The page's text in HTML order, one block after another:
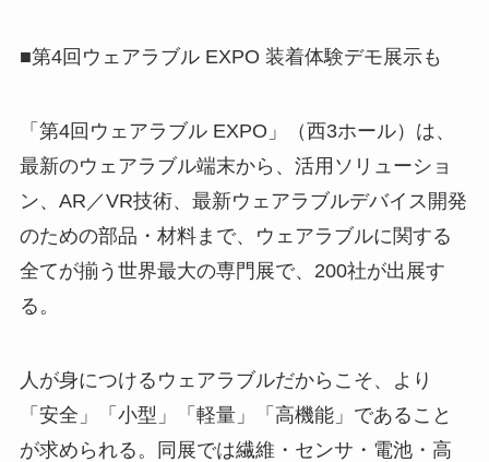
■第4回ウェアラブル EXPO 装着体験デモ展示も
「第4回ウェアラブル EXPO」（西3ホール）は、
最新のウェアラブル端末から、活用ソリューショ
ン、AR／VR技術、最新ウェアラブルデバイス開発
のための部品・材料まで、ウェアラブルに関する
全てが揃う世界最大の専門展で、200社が出展す
る。
人が身につけるウェアラブルだからこそ、より
「安全」「小型」「軽量」「高機能」であること
が求められる。同展では繊維・センサ・電池・高